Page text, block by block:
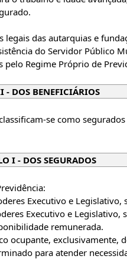
legais das autarquias e
do Servidor Público
pelo Regime Próprio de
- DOS BENEFICIÁRIOS
se como
I - DOS SEGURADOS
Executivo e Legislativo,
Executivo e Legislativo,
remunerada.
ocupante, exclusivamente,
para atender